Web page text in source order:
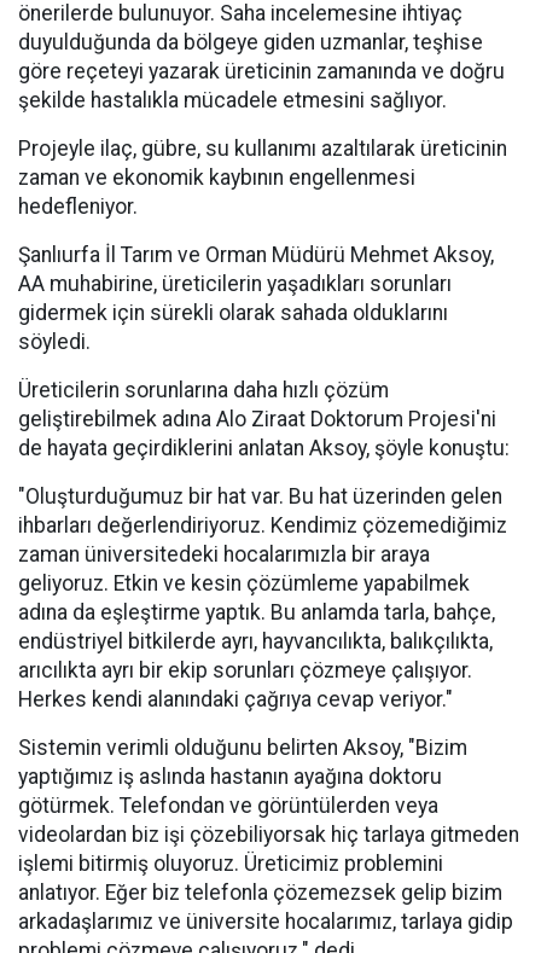
önerilerde bulunuyor. Saha incelemesine ihtiyaç
duyulduğunda da bölgeye giden uzmanlar, teşhise
göre reçeteyi yazarak üreticinin zamanında ve doğru
şekilde hastalıkla mücadele etmesini sağlıyor.
Projeyle ilaç, gübre, su kullanımı azaltılarak üreticinin
zaman ve ekonomik kaybının engellenmesi
hedefleniyor.
Şanlıurfa İl Tarım ve Orman Müdürü Mehmet Aksoy,
AA muhabirine, üreticilerin yaşadıkları sorunları
gidermek için sürekli olarak sahada olduklarını
söyledi.
Üreticilerin sorunlarına daha hızlı çözüm
geliştirebilmek adına Alo Ziraat Doktorum Projesi'ni
de hayata geçirdiklerini anlatan Aksoy, şöyle konuştu:
"Oluşturduğumuz bir hat var. Bu hat üzerinden gelen
ihbarları değerlendiriyoruz. Kendimiz çözemediğimiz
zaman üniversitedeki hocalarımızla bir araya
geliyoruz. Etkin ve kesin çözümleme yapabilmek
adına da eşleştirme yaptık. Bu anlamda tarla, bahçe,
endüstriyel bitkilerde ayrı, hayvancılıkta, balıkçılıkta,
arıcılıkta ayrı bir ekip sorunları çözmeye çalışıyor.
Herkes kendi alanındaki çağrıya cevap veriyor."
Sistemin verimli olduğunu belirten Aksoy, "Bizim
yaptığımız iş aslında hastanın ayağına doktoru
götürmek. Telefondan ve görüntülerden veya
videolardan biz işi çözebiliyorsak hiç tarlaya gitmeden
işlemi bitirmiş oluyoruz. Üreticimiz problemini
anlatıyor. Eğer biz telefonla çözemezsek gelip bizim
arkadaşlarımız ve üniversite hocalarımız, tarlaya gidip